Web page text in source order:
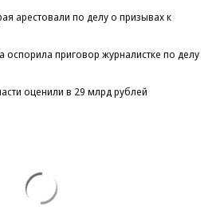
арестовали по делу о призывах к
оспорила приговор журналистке по делу
оценили в 29 млрд рублей